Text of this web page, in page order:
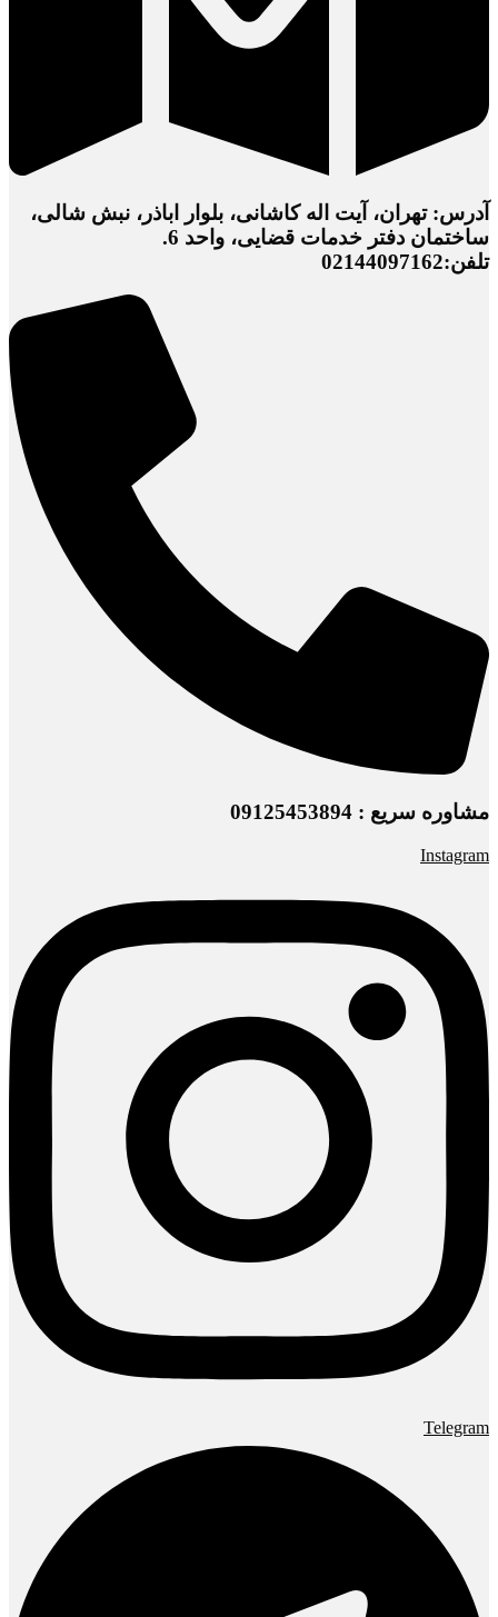
آدرس: تهران، آیت اله کاشانی، بلوار اباذر، نبش شالی،
ساختمان دفتر خدمات قضایی، واحد 6.
تلفن:02144097162
مشاوره سریع : 09125453894
Instagram
Telegram